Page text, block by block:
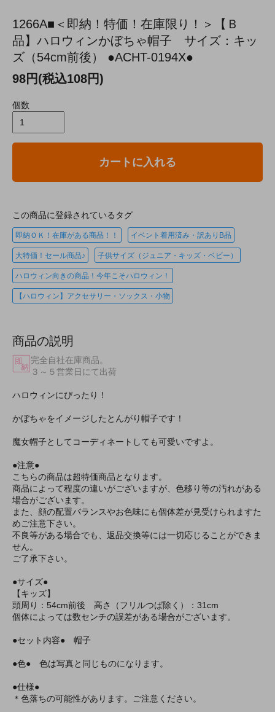
1266A■＜即納！特価！在庫限り！＞【Ｂ
品】ハロウィンかぼちゃ帽子 サイズ：キッ
ズ（54cm前後） ●ACHT-0194X●
98円(税込108円)
個数
カートに入れる
この商品に登録されているタグ
即納ＯＫ！在庫がある商品！！ イベント着用済み・訳ありB品
大特価！セール商品♪ 子供サイズ（ジュニア・キッズ・ベビー）
ハロウィン向きの商品！今年こそハロウィン！
【ハロウィン】アクセサリー・ソックス・小物
商品の説明
完全自社在庫商品。
３～５営業日にて出荷
ハロウィンにぴったり！
かぼちゃをイメージしたとんがり帽子です！
魔女帽子としてコーディネートしても可愛いですよ。
●注意●
こちらの商品は超特価商品となります。
商品によって程度の違いがございますが、色移り等の汚れがある
場合がございます。
また、顔の配置バランスやお色味にも個体差が見受けられますた
めご注意下さい。
不良等がある場合でも、返品交換等には一切応じることができま
せん。
ご了承下さい。
●サイズ●
【キッズ】
頭周り：54cm前後 高さ（フリルつば除く）：31cm
個体によっては数センチの誤差がある場合がございます。
●セット内容● 帽子
●色● 色は写真と同じものになります。
●仕様●
＊色落ちの可能性があります。ご注意ください。